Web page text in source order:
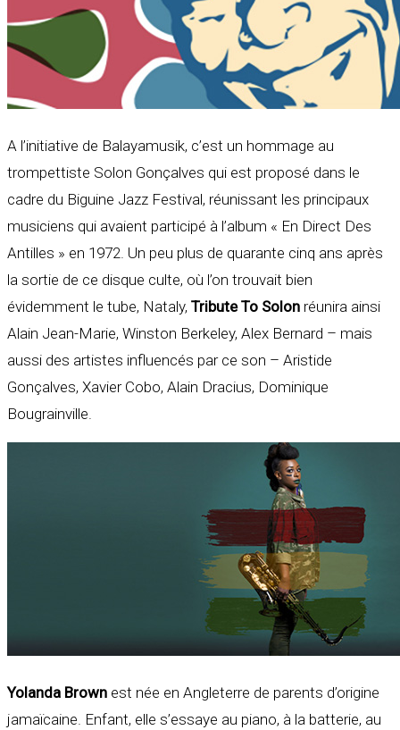
A l’initiative de Balayamusik, c’est un hommage au
trompettiste Solon Gonçalves qui est proposé dans le
cadre du Biguine Jazz Festival, réunissant les principaux
musiciens qui avaient participé à l’album « En Direct Des
Antilles » en 1972. Un peu plus de quarante cinq ans après
la sortie de ce disque culte, où l’on trouvait bien
évidemment le tube, Nataly, Tribute To Solon réunira ainsi
Alain Jean-Marie, Winston Berkeley, Alex Bernard – mais
aussi des artistes influencés par ce son – Aristide
Gonçalves, Xavier Cobo, Alain Dracius, Dominique
Bougrainville.
Yolanda Brown est née en Angleterre de parents d’origine
jamaïcaine. Enfant, elle s’essaye au piano, à la batterie, au